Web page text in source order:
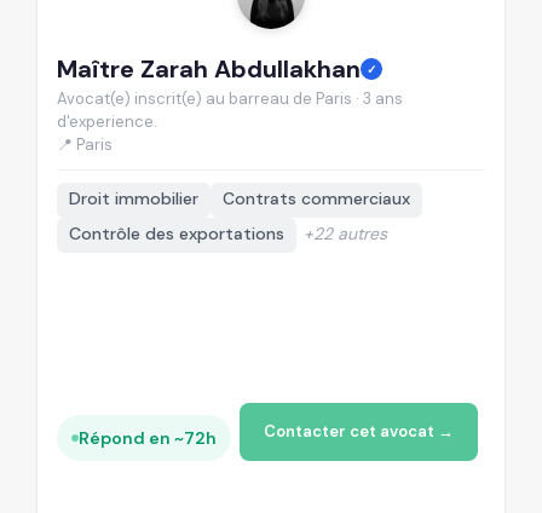
Maître Zarah Abdullakhan ✓
Avocat(e) inscrit(e) au barreau de Paris · 3 ans
d'experience.
📍 Paris
Droit immobilier
Contrats commerciaux
Contrôle des exportations
+22 autres
Répond en ~72h Contacter cet avocat →